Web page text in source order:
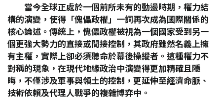
當今全球正處於一個前所未有的動盪時期，權力結
構的演變，使得「傀儡政權」一詞再次成為國際關係的
核心論述。傳統上，傀儡政權被視為一個國家受到另一
個更強大勢力的直接或間接控制，其政府雖然名義上擁
有主權，實際上卻必須聽命於幕後操縱者。這種權力不
對稱的現象，在現代地緣政治中演變得更加精確且隱
晦，不僅涉及軍事與領土的控制，更延伸至經濟命脈、
技術依賴及代理人戰爭的複雜博弈中。